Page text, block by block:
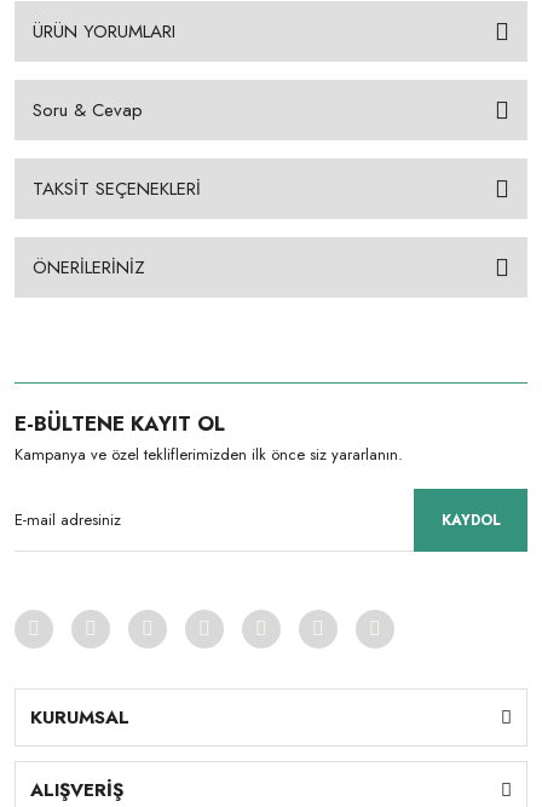
ÜRÜN YORUMLARI
Soru & Cevap
TAKSİT SEÇENEKLERİ
ÖNERİLERİNİZ
E-BÜLTENE KAYIT OL
Kampanya ve özel tekliflerimizden ilk önce siz yararlanın.
KAYDOL
KURUMSAL
ALIŞVERİŞ